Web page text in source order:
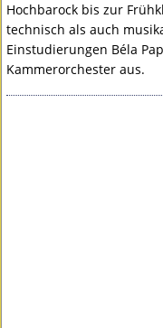
Hochbarock bis zur
technisch als auch
Einstudierungen Béla
Kammerorchester aus.